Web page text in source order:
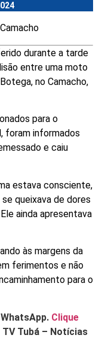
durante a tarde
entre uma moto
no Camacho,
para o
foram informados
e caiu
estava consciente,
queixava de dores
ainda apresentava
às margens da
ferimentos e não
para o
Clique
Tubá – Notícias